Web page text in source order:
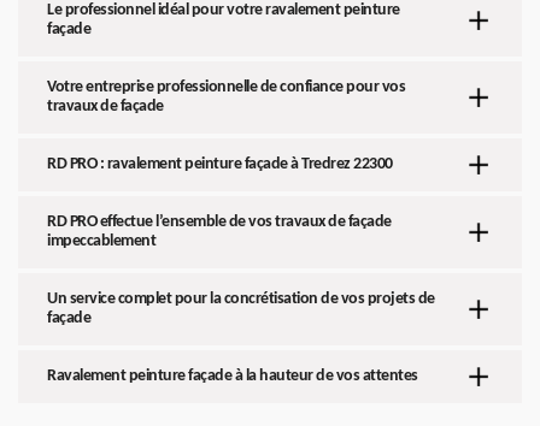
Le professionnel idéal pour votre ravalement peinture
façade
Votre entreprise professionnelle de confiance pour vos
travaux de façade
RD PRO : ravalement peinture façade à Tredrez 22300
RD PRO effectue l’ensemble de vos travaux de façade
impeccablement
Un service complet pour la concrétisation de vos projets de
façade
Ravalement peinture façade à la hauteur de vos attentes